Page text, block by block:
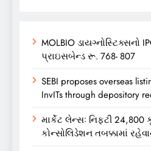
MOLBIO
પ્રાઇસબેન્ડ રૂ. 768- 807
SEBI proposes overseas
InvITs through depository
માર્કેટ લેન્સઃ નિફ્ટી 24,800
કોન્સોલિડેશન તબક્કામાં